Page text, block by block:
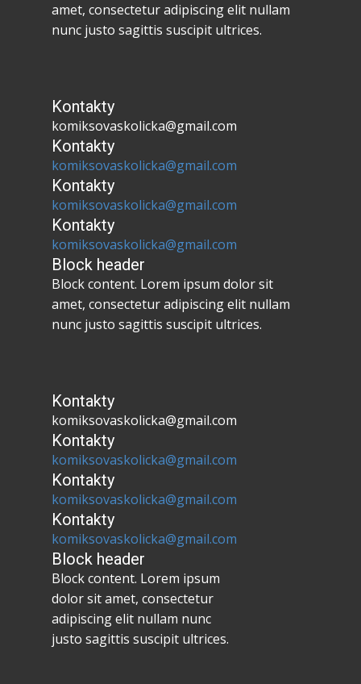
amet, consectetur adipiscing elit nullam
nunc justo sagittis suscipit ultrices.
Kontakty
komiksovaskolicka@gmail.com
Kontakty
komiksovaskolicka@gmail.com
Kontakty
komiksovaskolicka@gmail.com
Kontakty
komiksovaskolicka@gmail.com
Block header
Block content. Lorem ipsum dolor sit
amet, consectetur adipiscing elit nullam
nunc justo sagittis suscipit ultrices.
Kontakty
komiksovaskolicka@gmail.com
Kontakty
komiksovaskolicka@gmail.com
Kontakty
komiksovaskolicka@gmail.com
Kontakty
komiksovaskolicka@gmail.com
Block header
Block content. Lorem ipsum
dolor sit amet, consectetur
adipiscing elit nullam nunc
justo sagittis suscipit ultrices.